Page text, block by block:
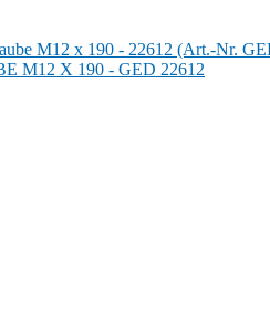
M12 X 190 - GED 22612